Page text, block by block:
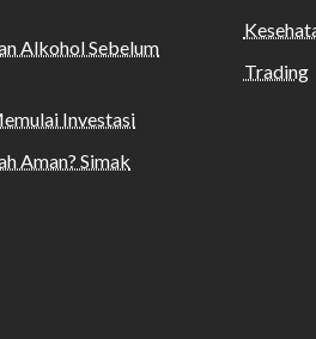
Alkohol Sebelum
Investasi
Aman? Simak
Trading